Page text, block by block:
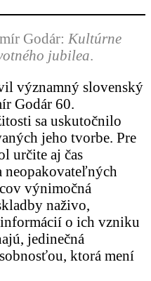
Godár: Kultúrne
jubilea.
významný slovenský
Godár 60.
sa uskutočnilo
jeho tvorbe. Pre
určite aj čas
neopakovateľných
výnimočná
naživo,
o ich vzniku
jedinečná
ktorá mení